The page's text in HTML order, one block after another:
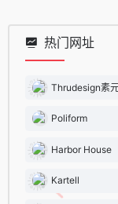
热门网址
Thrudesign素
Poliform
Harbor House
Kartell